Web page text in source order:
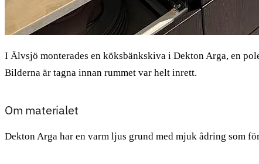
I Älvsjö monterades en köksbänkskiva i Dekton Arga, en
Bilderna är tagna innan rummet var helt inrett.
Om materialet
Dekton Arga har en varm ljus grund med mjuk ådring som